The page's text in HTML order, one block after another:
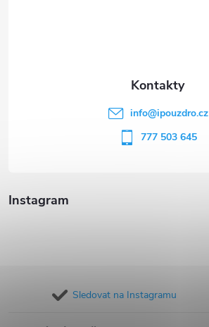
Instagram
Sledovat na Instagramu
info@ipouzdro.cz
777 503 645